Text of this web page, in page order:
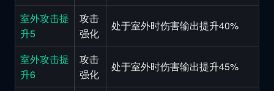
室外攻击提
升5
攻击
强化
处于室外时伤害输出提升40%
室外攻击提
升6
攻击
强化
处于室外时伤害输出提升45%